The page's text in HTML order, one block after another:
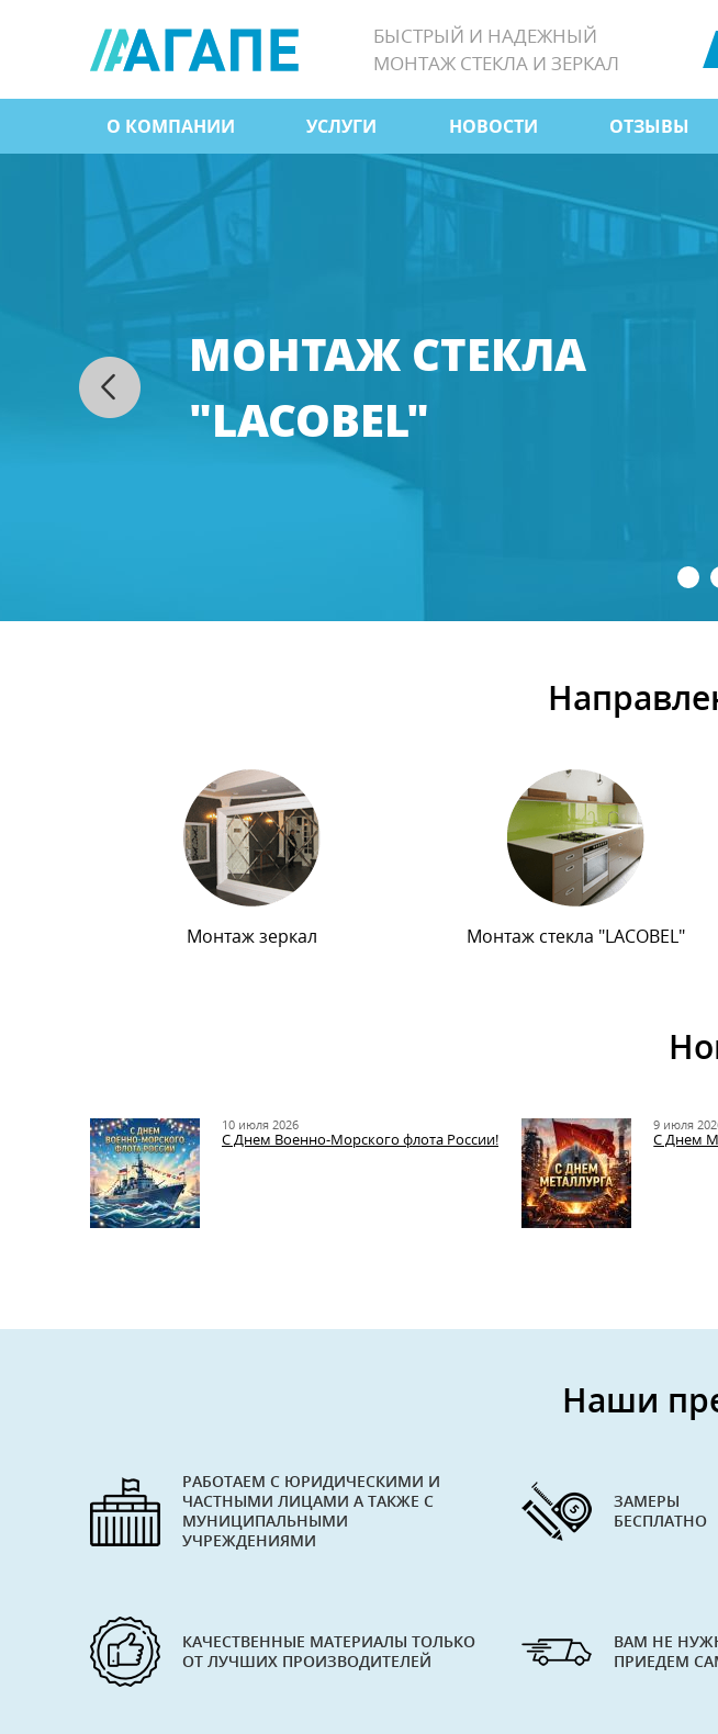
БЫСТРЫЙ И НАДЕЖНЫЙ
МОНТАЖ СТЕКЛА И ЗЕРКАЛ
Главное
О КОМПАНИИ УСЛУГИ НОВОСТИ ОТЗЫВЫ
МОНТАЖ СТЕКЛА
"LACOBEL"
Монтаж зеркал Монтаж стекла "LACOBEL"
10 июля 2026
С Днем Военно-Морского флота России!
9 июля
С Днем
Наши
РАБОТАЕМ С ЮРИДИЧЕСКИМИ И
ЧАСТНЫМИ ЛИЦАМИ А ТАКЖЕ С
МУНИЦИПАЛЬНЫМИ
УЧРЕЖДЕНИЯМИ
ЗАМЕРЫ
БЕСПЛАТНО
КАЧЕСТВЕННЫЕ МАТЕРИАЛЫ ТОЛЬКО
ОТ ЛУЧШИХ ПРОИЗВОДИТЕЛЕЙ
ВАМ НЕ
ПРИЕДЕМ